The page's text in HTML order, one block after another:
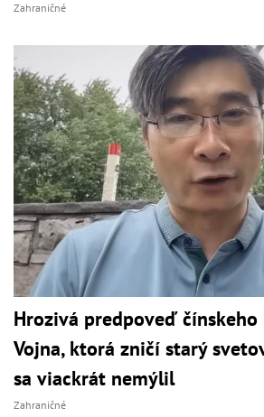
Zahraničné
Hrozivá predpoveď čínskeho
Vojna, ktorá zničí starý
sa viackrát nemýlil
Zahraničné